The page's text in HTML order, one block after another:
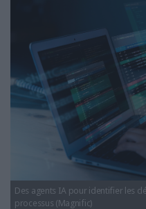
LES DOSSIERS
LES NEWSLETTERS
LE MAGAZINE
LES GUIDES PRATIQUES
LES BASES DE DONNÉES
L'ESPACE EMPLOI
L'ANNUAIRE DES ACTEURS
Des agents IA pour identifier les
processus (Magnific)